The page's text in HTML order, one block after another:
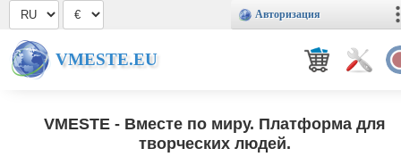
Авторизация
VMESTE.EU
VMESTE - Вместе по миру. Платформа для
творческих людей.